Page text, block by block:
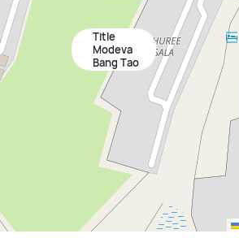
Title
Modeva
Bang Tao
500 м
3 км
5 км